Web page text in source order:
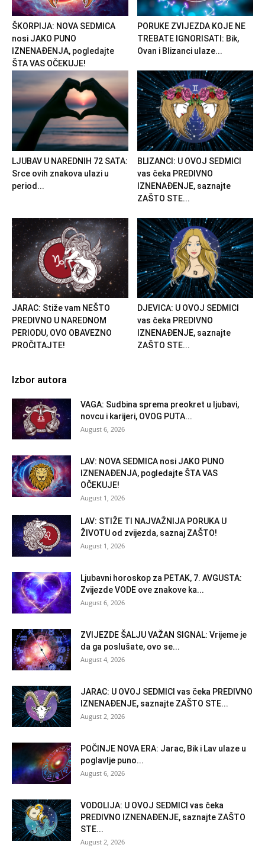
ŠKORPIJA: NOVA SEDMICA
nosi JAKO PUNO
IZNENAĐENJA, pogledajte
ŠTA VAS OČEKUJE!
PORUKE ZVIJEZDA KOJE NE
TREBATE IGNORISATI: Bik,
Ovan i Blizanci ulaze...
LJUBAV U NAREDNIH 72 SATA:
Srce ovih znakova ulazi u
period...
BLIZANCI: U OVOJ SEDMICI
vas čeka PREDIVNO
IZNENAĐENJE, saznajte
ZAŠTO STE...
JARAC: Stiže vam NEŠTO
PREDIVNO U NAREDNOM
PERIODU, OVO OBAVEZNO
PROČITAJTE!
DJEVICA: U OVOJ SEDMICI
vas čeka PREDIVNO
IZNENAĐENJE, saznajte
ZAŠTO STE...
Izbor autora
VAGA: Sudbina sprema preokret u ljubavi,
novcu i karijeri, OVOG PUTA...
August 6, 2026
LAV: NOVA SEDMICA nosi JAKO PUNO
IZNENAĐENJA, pogledajte ŠTA VAS
OČEKUJE!
August 1, 2026
LAV: STIŽE TI NAJVAŽNIJA PORUKA U
ŽIVOTU od zvijezda, saznaj ZAŠTO!
August 1, 2026
Ljubavni horoskop za PETAK, 7. AVGUSTA:
Zvijezde VODE ove znakove ka...
August 6, 2026
ZVIJEZDE ŠALJU VAŽAN SIGNAL: Vrijeme je
da ga poslušate, ovo se...
August 4, 2026
JARAC: U OVOJ SEDMICI vas čeka PREDIVNO
IZNENAĐENJE, saznajte ZAŠTO STE...
August 2, 2026
POČINJE NOVA ERA: Jarac, Bik i Lav ulaze u
poglavlje puno...
August 6, 2026
VODOLIJA: U OVOJ SEDMICI vas čeka
PREDIVNO IZNENAĐENJE, saznajte ZAŠTO
STE...
August 2, 2026